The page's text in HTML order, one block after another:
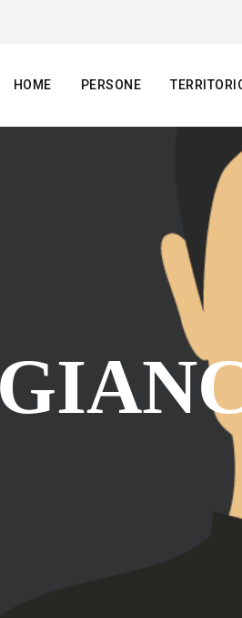
HOME PERSONE